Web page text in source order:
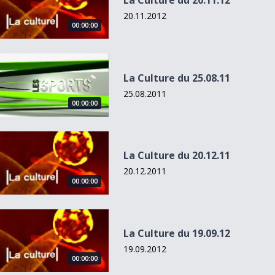
00:00:00
20.11.2012
Culture du 25.08.11
00:00:00
La Culture du 25.08.11
25.08.2011
Culture du 20.12.11
00:00:00
La Culture du 20.12.11
20.12.2011
Culture du 19.09.12
00:00:00
La Culture du 19.09.12
19.09.2012